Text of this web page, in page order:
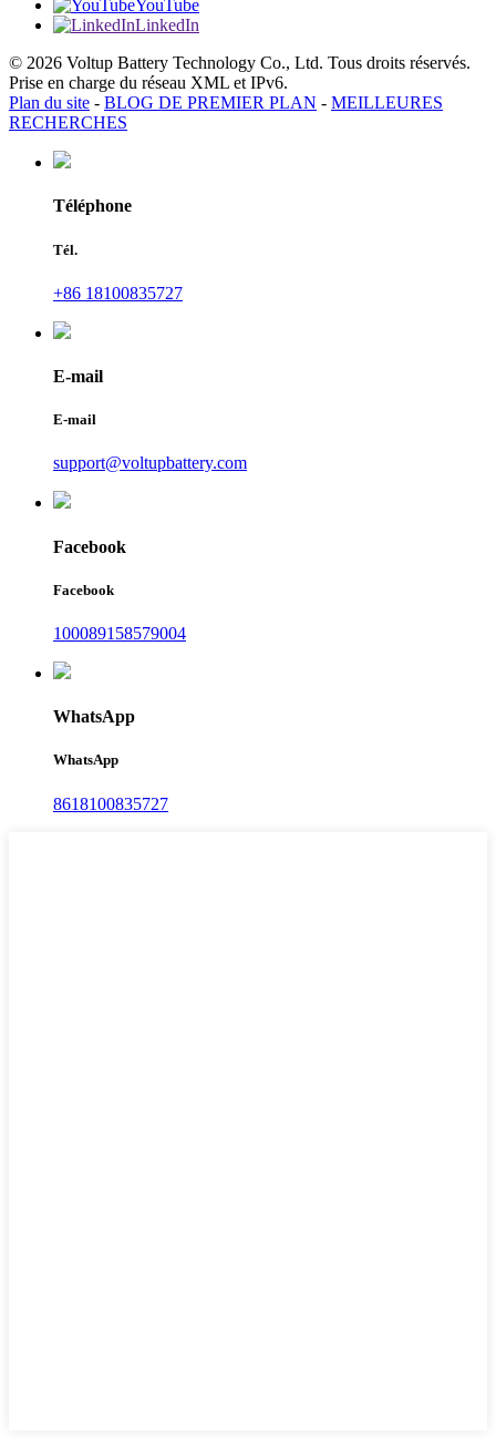
YouTube
LinkedIn
© 2026 Voltup Battery Technology Co., Ltd. Tous droits réservés.
Prise en charge du réseau XML et IPv6.
Plan du site - BLOG DE PREMIER PLAN - MEILLEURES
RECHERCHES
Téléphone
Tél.
+86 18100835727
E-mail
E-mail
support@voltupbattery.com
Facebook
Facebook
100089158579004
WhatsApp
WhatsApp
8618100835727